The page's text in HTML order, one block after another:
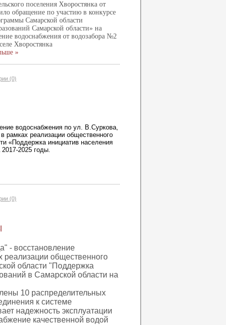
поселения Хворостянка от
обращение по участию в конкурсе
Самарской области
Самарской области» на
водоснабжения от водозабора №2
Хворостянка
»
(0)
водоснабжения по ул. В.Суркова,
рамках реализации общественного
«Поддержка инициатив населения
2025 годы.
(0)
- восстановление
реализации общественного
области "Поддержка
в Самарской области на
10 распределительных
к системе
надежность эксплуатации
качественной водой